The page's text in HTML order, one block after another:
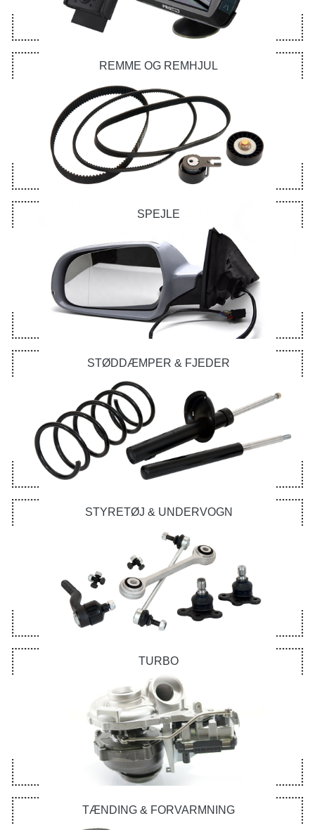
REMME OG REMHJUL
SPEJLE
STØDDÆMPER & FJEDER
STYRETØJ & UNDERVOGN
TURBO
TÆNDING & FORVARMNING